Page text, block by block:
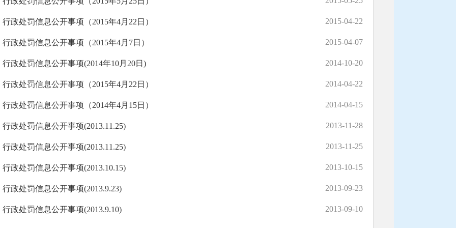
行政处罚信息公开事项（2015年4月22日） 2015-04-22
行政处罚信息公开事项（2015年4月7日） 2015-04-07
行政处罚信息公开事项(2014年10月20日) 2014-10-20
行政处罚信息公开事项（2015年4月22日） 2014-04-22
行政处罚信息公开事项（2014年4月15日） 2014-04-15
行政处罚信息公开事项(2013.11.25) 2013-11-28
行政处罚信息公开事项(2013.11.25) 2013-11-25
行政处罚信息公开事项(2013.10.15) 2013-10-15
行政处罚信息公开事项(2013.9.23) 2013-09-23
行政处罚信息公开事项(2013.9.10) 2013-09-10